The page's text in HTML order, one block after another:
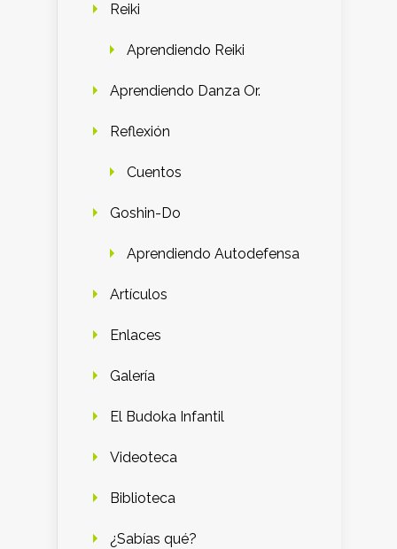
Reiki
Aprendiendo Reiki
Aprendiendo Danza Or.
Reflexión
Cuentos
Goshin-Do
Aprendiendo Autodefensa
Artículos
Enlaces
Galería
El Budoka Infantil
Videoteca
Biblioteca
¿Sabías qué?